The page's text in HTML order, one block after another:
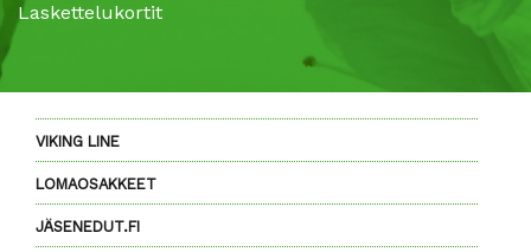
Laskettelukortit
VIKING LINE
LOMAOSAKKEET
JÄSENEDUT.FI